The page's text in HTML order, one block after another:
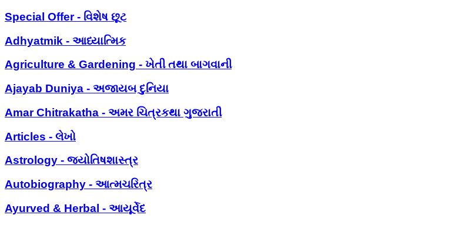
Special Offer - વિશેષ છૂટ
Adhyatmik - આધ્યાત્મિક
Agriculture & Gardening - ખેતી તથા બાગવાની
Ajayab Duniya - અજાયબ દુનિયા
Amar Chitrakatha - અમર ચિત્રકથા ગુજરાતી
Articles - લેખો
Astrology - જ્યોતિષશાસ્ત્ર
Autobiography - આત્મચરિત્ર
Ayurved & Herbal - આયૂર્વેદ